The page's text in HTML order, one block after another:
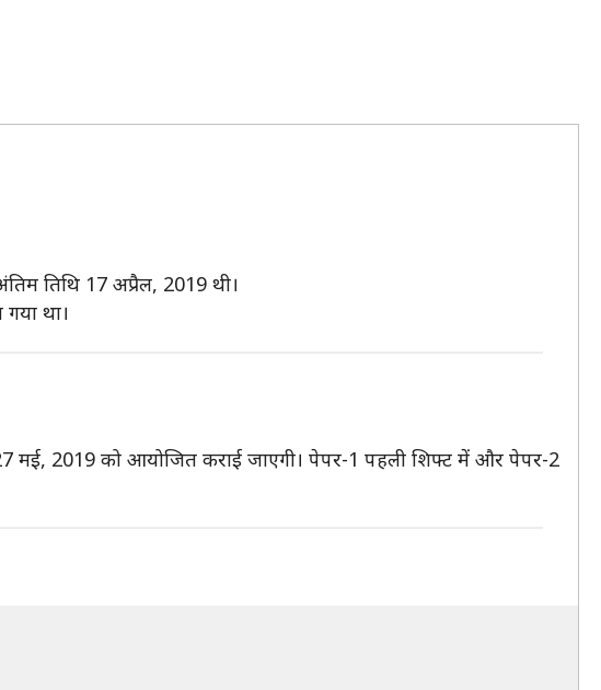
तिथि 17 अप्रैल, 2019 थी।
था।
मई, 2019 को आयोजित कराई जाएगी। पेपर-1 पहली शिफ्ट में और पेपर-2